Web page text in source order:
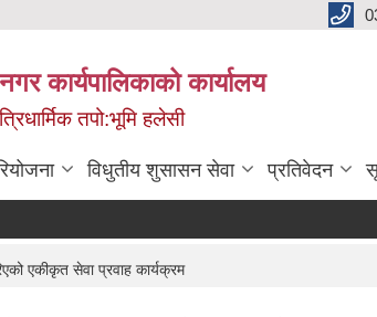
कार्यपालिकाको कार्यालय
तपो:भूमि हलेसी
विधुतीय शुसासन सेवा प्रतिवेदन
एकीकृत सेवा प्रवाह कार्यक्रम